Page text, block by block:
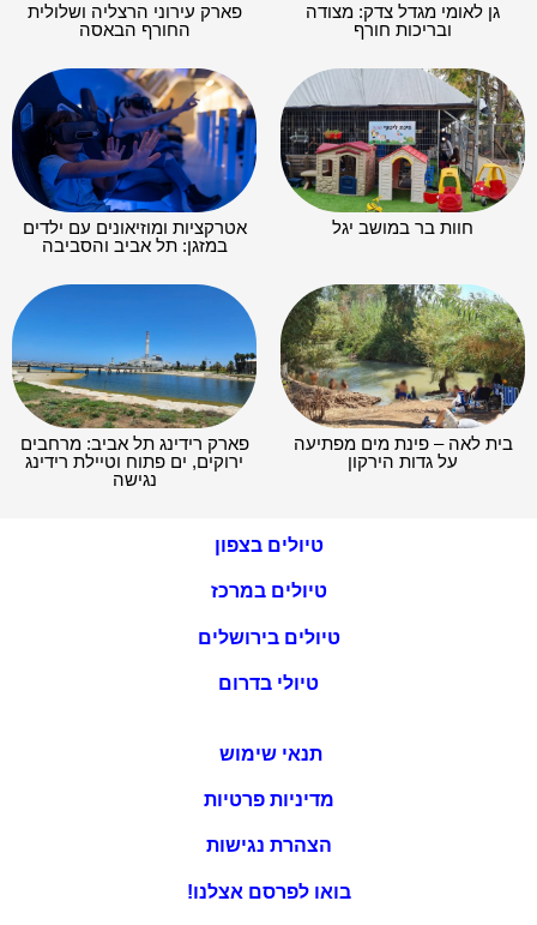
גן לאומי מגדל צדק: מצודה
ובריכות חורף
פארק עירוני הרצליה ושלולית
החורף הבאסה
חוות בר במושב יגל
אטרקציות ומוזיאונים עם ילדים
במזגן: תל אביב והסביבה
בית לאה – פינת מים מפתיעה
על גדות הירקון
פארק רידינג תל אביב: מרחבים
ירוקים, ים פתוח וטיילת רידינג
נגישה
טיולים בצפון
טיולים במרכז
טיולים בירושלים
טיולי בדרום
תנאי שימוש
מדיניות פרטיות
הצהרת נגישות
בואו לפרסם אצלנו!